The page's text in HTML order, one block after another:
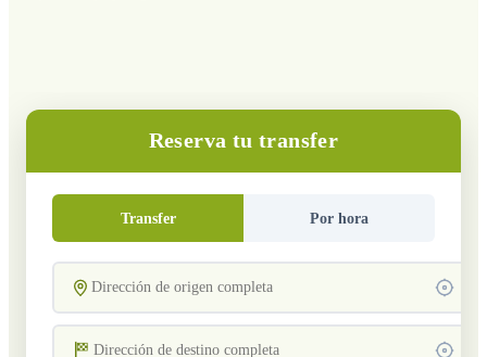
Reserva tu transfer
Transfer Por hora